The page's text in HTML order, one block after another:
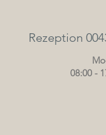
Rezeption
08:00 -